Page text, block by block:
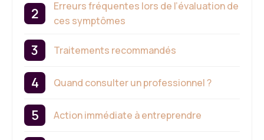
Erreurs fréquentes lors de l’évaluation de
ces symptômes
Traitements recommandés
Quand consulter un professionnel ?
Action immédiate à entreprendre